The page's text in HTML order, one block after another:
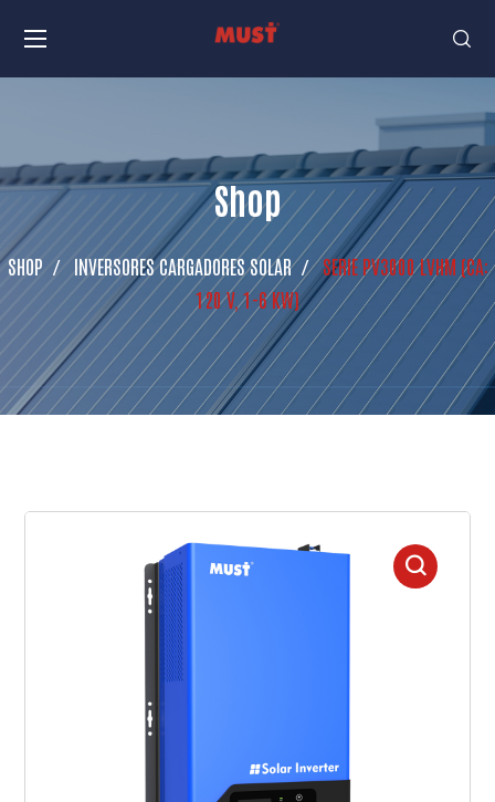
Shop
SHOP INVERSORES CARGADORES SOLAR
SERIE PV3000 LVHM (CA:
120 V, 1-6 KW)